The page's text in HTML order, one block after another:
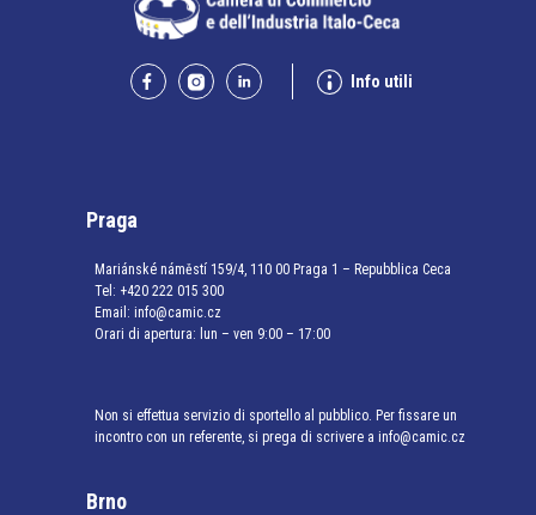
Info utili
Praga
Mariánské náměstí 159/4, 110 00 Praga 1 – Repubblica Ceca
Tel: +420 222 015 300
Email: info@camic.cz
Orari di apertura: lun – ven 9:00 – 17:00
Non si effettua servizio di sportello al pubblico. Per fissare un
incontro con un referente, si prega di scrivere a info@camic.cz
Brno